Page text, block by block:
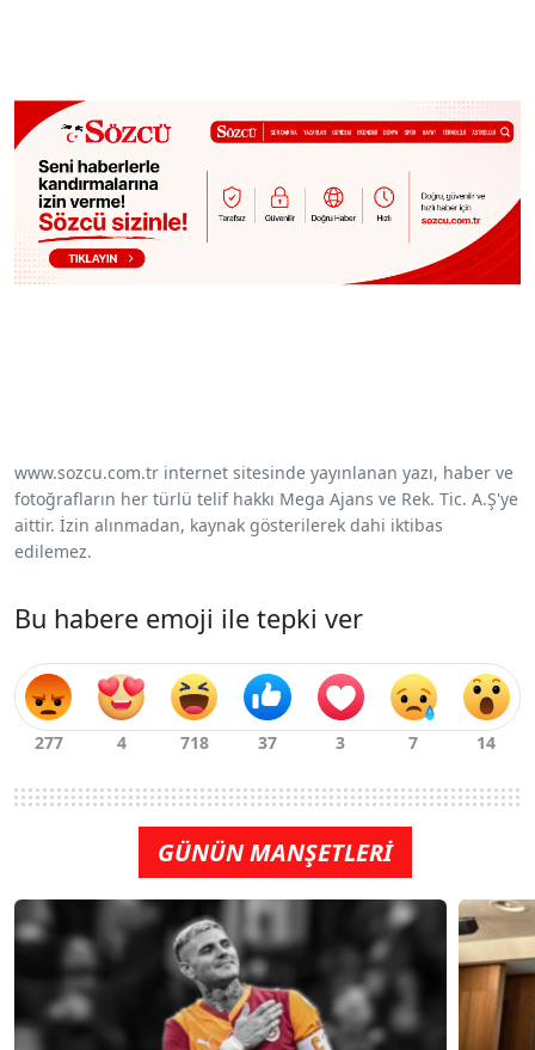
www.sozcu.com.tr internet sitesinde yayınlanan yazı, haber ve
fotoğrafların her türlü telif hakkı Mega Ajans ve Rek. Tic. A.Ş'ye
aittir. İzin alınmadan, kaynak gösterilerek dahi iktibas
edilemez.
Bu habere emoji ile tepki ver
GÜNÜN MANŞETLERİ